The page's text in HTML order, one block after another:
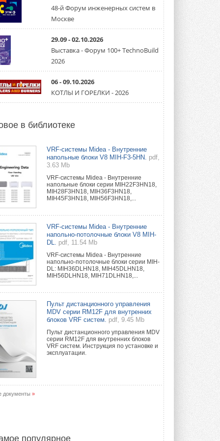
охлаждения для ЦОД
Mitsubishi Electric создаёт в США новую
компанию MEHITS US Inc. ...
31 ИЮЛЯ 2026
США запретили использование
иностранных инверторов
комиссия по связи США (FCC) обновила
свой специальный перечень Covered ...
31 ИЮЛЯ 2026
солнечные панели в МКД
30 ИЮЛЯ 2026
Канальные вентиляторы с ЕС-
двигателями Sysimple TRS EC
Poti
Новинка от Системэйр —
прямоугольный канальный ...
Краска для окон: как выбрать
состав, который не
растрескается после первой
зимы
Частые вопросы о краске для окон ...
30 ИЮЛЯ 2026
новую серию консольных
Усовершенствованная гидравлика
помогает снизить энергопотребление ...
30 ИЮЛЯ 2026
Группа «Теплолюкс» открыла
новую производственную
площадку
29 ИЮЛЯ 2026
48-й Форум инженерных систем в
Москве
29.09 - 02.10.2026
Выставка - Форум 100+ TechnoBuild
2026
06 - 09.10.2026
КОТЛЫ И ГОРЕЛКИ - 2026
в библиотеке
VRF-системы Midea - Внутренние
напольные блоки V8 MIH-F3-5HN. pdf,
3.63 Mb
VRF-системы Midea - Внутренние
напольные блоки серии MIH22F3HN18,
MIH28F3HN18, MIH36F3HN18,
MIH45F3HN18, MIH56F3HN18,...
VRF-системы Midea - Внутренние
напольно-потолочные блоки V8 MIH-
DL.
pdf, 11.54 Mb
VRF-системы Midea - Внутренние
напольно-потолочные блоки серии MIH-
DL: MIH36DLHN18, MIH45DLHN18,
MIH56DLHN18, MIH71DLHN18,...
Пульт дистанционного управления
MDV серии RM12F для внутренних
блоков VRF систем.
pdf, 9.45 Mb
Пульт дистанционного управления MDV
серии RM12F для внутренних блоков
VRF систем. Инструкция по установке и
эксплуатации.
документы »
популярное